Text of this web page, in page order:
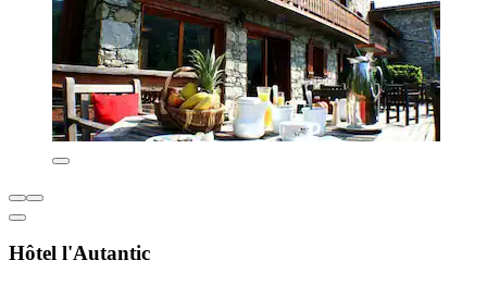
Hôtel l'Autantic